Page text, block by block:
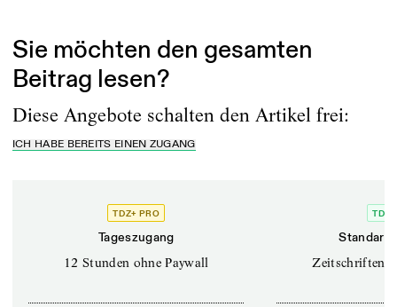
Sie möchten den gesamten
Beitrag lesen?
Diese Angebote schalten den Artikel frei:
ICH HABE BEREITS EINEN ZUGANG
TDZ+ PRO
Tageszugang
12 Stunden ohne Paywall
TDZ+
Standard
Zeitschriften